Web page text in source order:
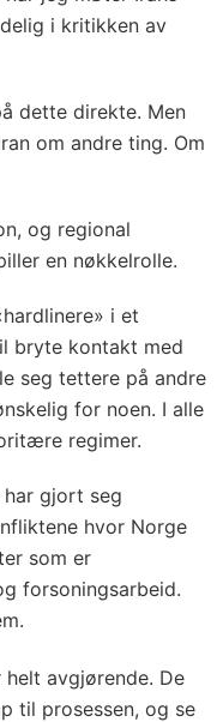
i kritikken av
dette direkte. Men
om andre ting. Om
og regional
en nøkkelrolle.
i et
bryte kontakt med
seg tettere på andre
for noen. I alle
regimer.
har gjort seg
hvor Norge
som er
forsoningsarbeid.
avgjørende. De
til prosessen, og se